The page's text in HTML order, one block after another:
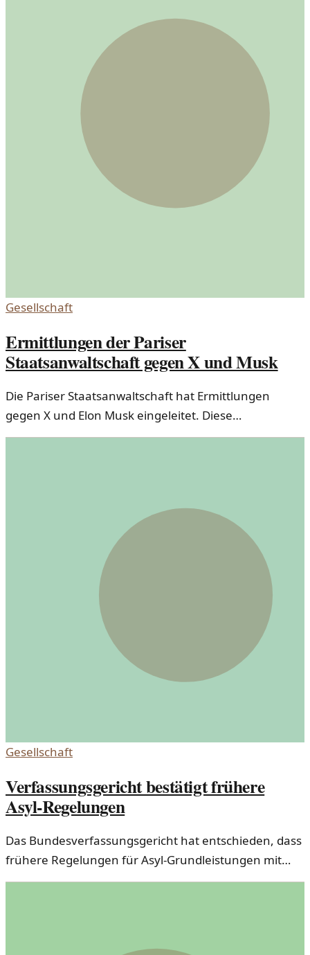
Gesellschaft
Ermittlungen der Pariser
Staatsanwaltschaft gegen X und Musk
Die Pariser Staatsanwaltschaft hat Ermittlungen
gegen X und Elon Musk eingeleitet. Diese
Entwicklungen werfen Fragen zu rechtlichen
Gesellschaft
Verfassungsgericht bestätigt frühere
Asyl-Regelungen
Das Bundesverfassungsgericht hat entschieden, dass
frühere Regelungen für Asyl-Grundleistungen mit
dem Grundgesetz vereinbar sind. Dies hat